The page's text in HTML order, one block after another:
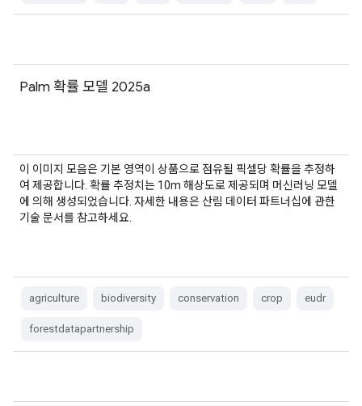
Palm 확률 모델 2025a
이 이미지 모음은 기본 영역이 상품으로 점유될 픽셀당 확률을 추정하
여 제공합니다. 확률 추정치는 10m 해상도로 제공되며 머신러닝 모델
에 의해 생성되었습니다. 자세한 내용은 산림 데이터 파트너십에 관한
기술 문서를 참고하세요.
agriculture biodiversity conservation crop eudr
forestdatapartnership